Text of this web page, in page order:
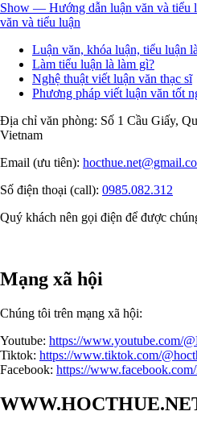
Show — Hướng dẫn luận văn và tiểu
văn và tiểu luận
Luận văn, khóa luận, tiểu luận
Làm tiểu luận là làm gì?
Nghệ thuật viết luận văn thạc sĩ
Phương pháp viết luận văn tốt
Địa chỉ văn phòng: Số 1 Cầu Giấy,
Vietnam
Email (ưu tiên):
Số điện thoại (call): 0985.082.312
Quý khách nên gọi điện để được
Mạng xã hội
Chúng tôi trên mạng xã hội:
Youtube: https://www.youtube.com/
Tiktok: https://www.tiktok.com/
Facebook: https://